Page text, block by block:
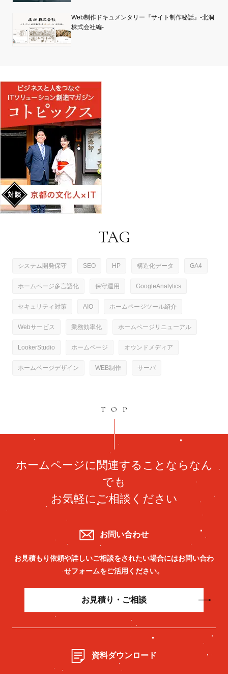
Web制作ドキュメンタリー『サイト制作秘話』-北洞
株式会社編-
TAG
システム開発保守 SEO HP 構造化データ GA4
ホームページ多言語化 保守運用 GoogleAnalytics
セキュリティ対策 AIO ホームページツール紹介
Webサービス 業務効率化 ホームページリニューアル
LookerStudio ホームページ オウンドメディア
ホームページデザイン WEB制作 サーバ
TOP
ホームページに関連することならなん
でも
お気軽にご相談ください
お問い合わせ
お見積もり依頼や詳しいご相談をされたい場合にはお問い合わ
せフォームをご活用ください。
お見積り・ご相談
資料ダウンロード